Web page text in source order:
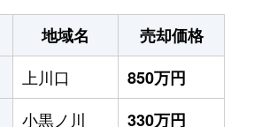
地域名
売却価格
上川口
850万円
小黒ノ川
330万円